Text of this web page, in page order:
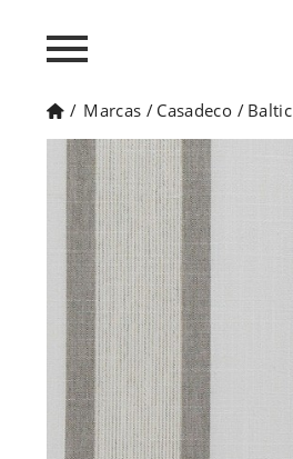
/ Marcas / Casadeco / Baltic